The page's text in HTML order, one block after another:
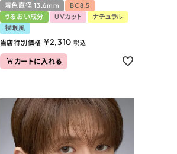
着色直径 13.6mm
BC8.5
うるおい成分
UVカット
ナチュラル
裸眼風
当店特別価格 ¥2,310 税込
カートに入れる